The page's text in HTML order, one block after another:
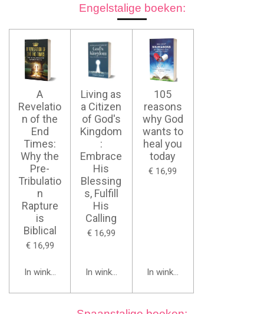
Engelstalige boeken:
A
Revelatio
n of the
End
Times:
Why the
Pre-
Tribulatio
n
Rapture
is
Biblical
€ 16,99
In winkelwagen
Living as
a Citizen
of God's
Kingdom
:
Embrace
His
Blessing
s, Fulfill
His
Calling
€ 16,99
In winkelwagen
105
reasons
why God
wants to
heal you
today
€ 16,99
In winkelwagen